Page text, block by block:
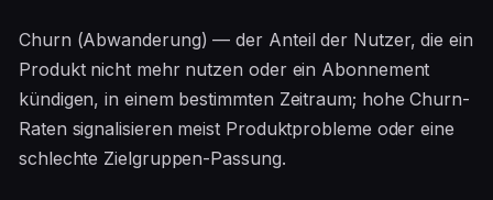
Churn (Abwanderung) — der Anteil der Nutzer, die ein
Produkt nicht mehr nutzen oder ein Abonnement
kündigen, in einem bestimmten Zeitraum; hohe Churn-
Raten signalisieren meist Produktprobleme oder eine
schlechte Zielgruppen-Passung.